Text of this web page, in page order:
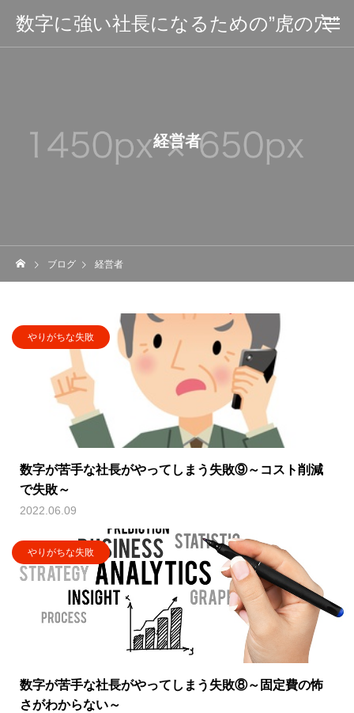
数字に強い社長になるための”虎の穴”
経営者
ブログ 経営者
やりがちな失敗
数字が苦手な社長がやってしまう失敗⑨～コスト削減
で失敗～
2022.06.09
やりがちな失敗
数字が苦手な社長がやってしまう失敗⑧～固定費の怖
さがわからない～